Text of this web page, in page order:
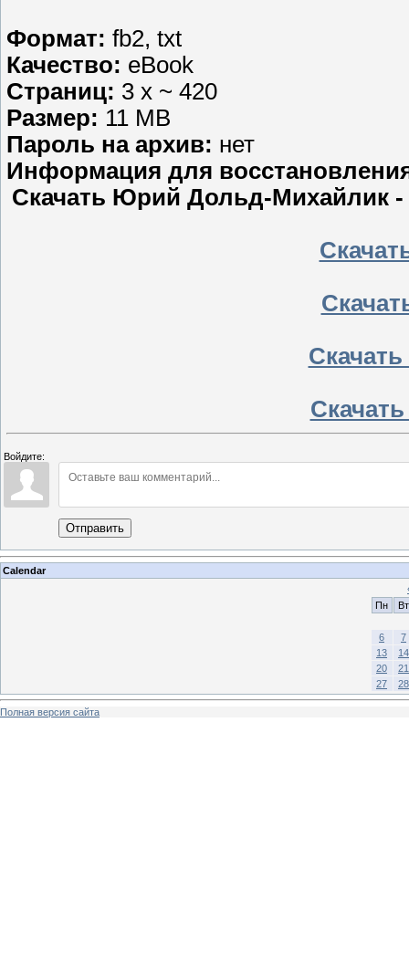
Формат: fb2, txt
Качество: eBook
Страниц: 3 х ~ 420
Размер: 11 MB
Пароль на архив: нет
Информация для
Скачать Юрий Дольд-Михайлик -
Войдите:
Отправить
Calendar
Пн
Вт
6
7
13
14
20
21
27
28
Полная версия сайта